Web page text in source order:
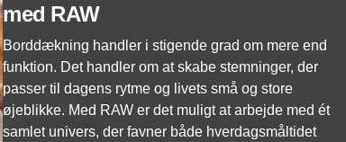
med RAW
Borddækning handler i stigende grad om mere end
funktion. Det handler om at skabe stemninger, der
passer til dagens rytme og livets små og store
øjeblikke. Med RAW er det muligt at arbejde med ét
samlet univers, der favner både hverdagsmåltidet